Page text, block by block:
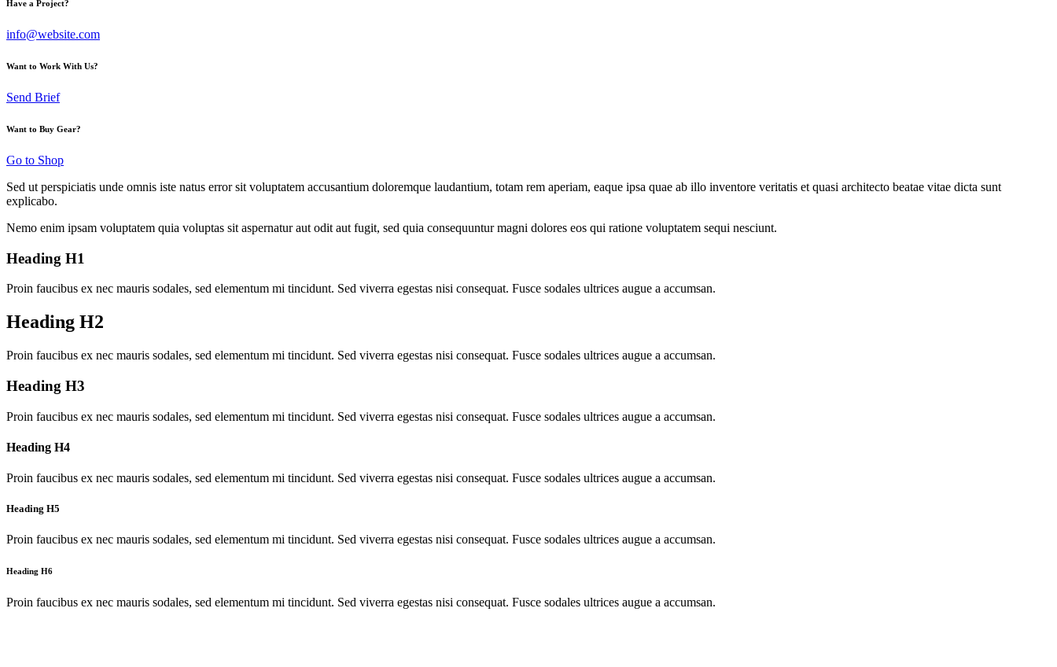
Have a Project?
info@website.com
Want to Work With Us?
Send Brief
Want to Buy Gear?
Go to Shop
Sed ut perspiciatis unde omnis iste natus error sit voluptatem accusantium doloremque laudantium, totam rem aperiam, eaque ipsa quae ab illo inventore veritatis et quasi architecto beatae vitae dicta sunt
explicabo.
Nemo enim ipsam voluptatem quia voluptas sit aspernatur aut odit aut fugit, sed quia consequuntur magni dolores eos qui ratione voluptatem sequi nesciunt.
Heading H1
Proin faucibus ex nec mauris sodales, sed elementum mi tincidunt. Sed viverra egestas nisi consequat. Fusce sodales ultrices augue a accumsan.
Heading H2
Proin faucibus ex nec mauris sodales, sed elementum mi tincidunt. Sed viverra egestas nisi consequat. Fusce sodales ultrices augue a accumsan.
Heading H3
Proin faucibus ex nec mauris sodales, sed elementum mi tincidunt. Sed viverra egestas nisi consequat. Fusce sodales ultrices augue a accumsan.
Heading H4
Proin faucibus ex nec mauris sodales, sed elementum mi tincidunt. Sed viverra egestas nisi consequat. Fusce sodales ultrices augue a accumsan.
Heading H5
Proin faucibus ex nec mauris sodales, sed elementum mi tincidunt. Sed viverra egestas nisi consequat. Fusce sodales ultrices augue a accumsan.
Heading H6
Proin faucibus ex nec mauris sodales, sed elementum mi tincidunt. Sed viverra egestas nisi consequat. Fusce sodales ultrices augue a accumsan.